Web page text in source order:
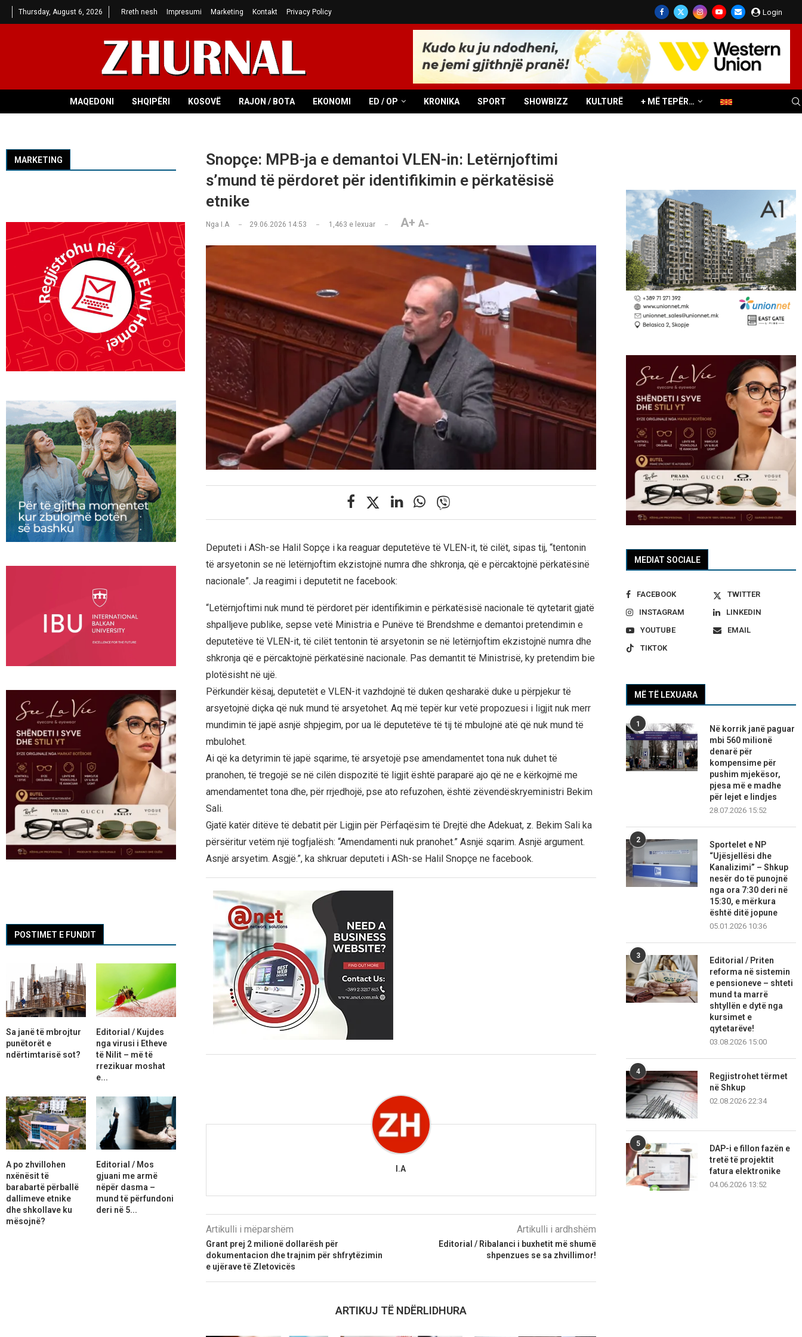
Thursday, August 6, 2026 Rreth nesh Impresumi Marketing Kontakt Privacy Policy Login
MAQEDONI SHQIPËRI KOSOVË RAJON / BOTA EKONOMI ED / OP KRONIKA SPORT SHOWBIZZ KULTURË + MË TEPËR…
Snopçe: MPB-ja e demantoi VLEN-in: Letërnjoftimi
s’mund të përdoret për identifikimin e përkatësisë
etnike
Nga I.A 29.06.2026 14:53 1,463 e lexuar A+ A-
Deputeti i ASh-se Halil Sopçe i ka reaguar deputetëve të VLEN-it, të cilët, sipas tij, “tentonin
të arsyetonin se në letërnjoftim ekzistojnë numra dhe shkronja, që e përcaktojnë përkatësinë
nacionale”. Ja reagimi i deputetit ne facebook:
“Letërnjoftimi nuk mund të përdoret për identifikimin e përkatësisë nacionale të qytetarit gjatë
shpalljeve publike, sepse vetë Ministria e Punëve të Brendshme e demantoi pretendimin e
deputetëve të VLEN-it, të cilët tentonin të arsyetonin se në letërnjoftim ekzistojnë numra dhe
shkronja që e përcaktojnë përkatësinë nacionale. Pas demantit të Ministrisë, ky pretendim bie
plotësisht në ujë.
Përkundër kësaj, deputetët e VLEN-it vazhdojnë të duken qesharakë duke u përpjekur të
arsyetojnë diçka që nuk mund të arsyetohet. Aq më tepër kur vetë propozuesi i ligjit nuk merr
mundimin të japë asnjë shpjegim, por ua lë deputetëve të tij të mbulojnë atë që nuk mund të
mbulohet.
Ai që ka detyrimin të japë sqarime, të arsyetojë pse amendamentet tona nuk duhet të
pranohen, të tregojë se në cilën dispozitë të ligjit është paraparë ajo që ne e kërkojmë me
amendamentet tona dhe, për rrjedhojë, pse ato refuzohen, është zëvendëskryeministri Bekim
Sali.
Gjatë katër ditëve të debatit për Ligjin për Përfaqësim të Drejtë dhe Adekuat, z. Bekim Sali ka
përsëritur vetëm një togfjalësh: “Amendamenti nuk pranohet.” Asnjë sqarim. Asnjë argument.
Asnjë arsyetim. Asgjë.”, ka shkruar deputeti i ASh-se Halil Snopçe ne facebook.
I.A
Artikulli i mëparshëm
Grant prej 2 milionë dollarësh për
dokumentacion dhe trajnim për shfrytëzimin
e ujërave të Zletovicës
Artikulli i ardhshëm
Editorial / Ribalanci i buxhetit më shumë
shpenzues se sa zhvillimor!
ARTIKUJ TË NDËRLIDHURA
MEDIAT SOCIALE
FACEBOOK
TWITTER
INSTAGRAM
LINKEDIN
YOUTUBE
EMAIL
TIKTOK
MË TË LEXUARA
1
Në korrik janë paguar
mbi 560 milionë
denarë për
kompensime për
pushim mjekësor,
pjesa më e madhe
për lejet e lindjes
28.07.2026 15:52
2
Sportelet e NP
“Ujësjellësi dhe
Kanalizimi” – Shkup
nesër do të punojnë
nga ora 7:30 deri në
15:30, e mërkura
është ditë jopune
05.01.2026 10:36
3
Editorial / Priten
reforma në sistemin
e pensioneve – shteti
mund ta marrë
shtyllën e dytë nga
kursimet e
qytetarëve!
03.08.2026 15:00
4
Regjistrohet tërmet
në Shkup
02.08.2026 22:34
5
DAP-i e fillon fazën e
tretë të projektit
fatura elektronike
04.06.2026 13:52
MARKETING
POSTIMET E FUNDIT
Sa janë të mbrojtur
punëtorët e
ndërtimtarisë sot?
Editorial / Kujdes
nga virusi i Etheve
të Nilit – më të
rrezikuar moshat
e...
A po zhvillohen
nxënësit të
barabartë përballë
dallimeve etnike
dhe shkollave ku
mësojnë?
Editorial / Mos
gjuani me armë
nëpër dasma –
mund të përfundoni
deri në 5...